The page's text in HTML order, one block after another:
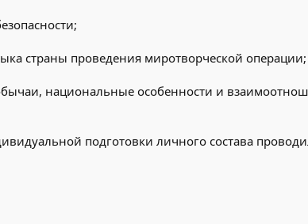
страны проведения миротворческой операции;
национальные особенности и
подготовки личного состава